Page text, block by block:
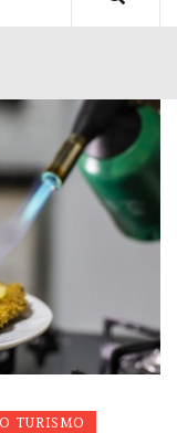
TURISMO